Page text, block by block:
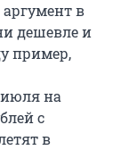
в
дешевле и
пример,
июля на
с
в